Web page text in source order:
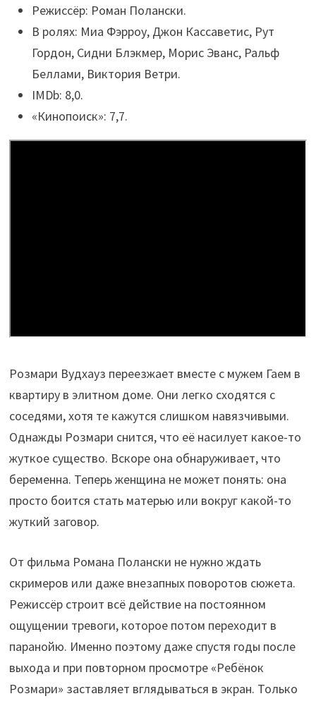
Режиссёр: Роман Полански.
В ролях: Миа Фэрроу, Джон Кассаветис, Рут
Гордон, Сидни Блэкмер, Морис Эванс, Ральф
Беллами, Виктория Ветри.
IMDb: 8,0.
«Кинопоиск»: 7,7.
Розмари Вудхауз переезжает вместе с мужем Гаем в
квартиру в элитном доме. Они легко сходятся с
соседями, хотя те кажутся слишком навязчивыми.
Однажды Розмари снится, что её насилует какое-то
жуткое существо. Вскоре она обнаруживает, что
беременна. Теперь женщина не может понять: она
просто боится стать матерью или вокруг какой-то
жуткий заговор.
От фильма Романа Полански не нужно ждать
скримеров или даже внезапных поворотов сюжета.
Режиссёр строит всё действие на постоянном
ощущении тревоги, которое потом переходит в
паранойю. Именно поэтому даже спустя годы после
выхода и при повторном просмотре «Ребёнок
Розмари» заставляет вглядываться в экран. Только